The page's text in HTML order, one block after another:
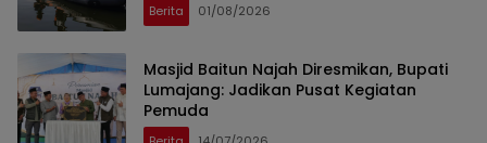
Berita 01/08/2026
Masjid Baitun Najah Diresmikan, Bupati
Lumajang: Jadikan Pusat Kegiatan
Pemuda